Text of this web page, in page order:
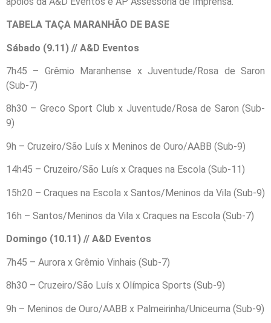
TABELA TAÇA MARANHÃO DE BASE
Sábado (9.11) // A&D Eventos
7h45 – Grêmio Maranhense x Juventude/Rosa de Saron
(Sub-7)
8h30 – Greco Sport Club x Juventude/Rosa de Saron (Sub-
9)
9h – Cruzeiro/São Luís x Meninos de Ouro/AABB (Sub-9)
14h45 – Cruzeiro/São Luís x Craques na Escola (Sub-11)
15h20 – Craques na Escola x Santos/Meninos da Vila (Sub-9)
16h – Santos/Meninos da Vila x Craques na Escola (Sub-7)
Domingo (10.11) // A&D Eventos
7h45 – Aurora x Grêmio Vinhais (Sub-7)
8h30 – Cruzeiro/São Luís x Olímpica Sports (Sub-9)
9h – Meninos de Ouro/AABB x Palmeirinha/Uniceuma (Sub-9)